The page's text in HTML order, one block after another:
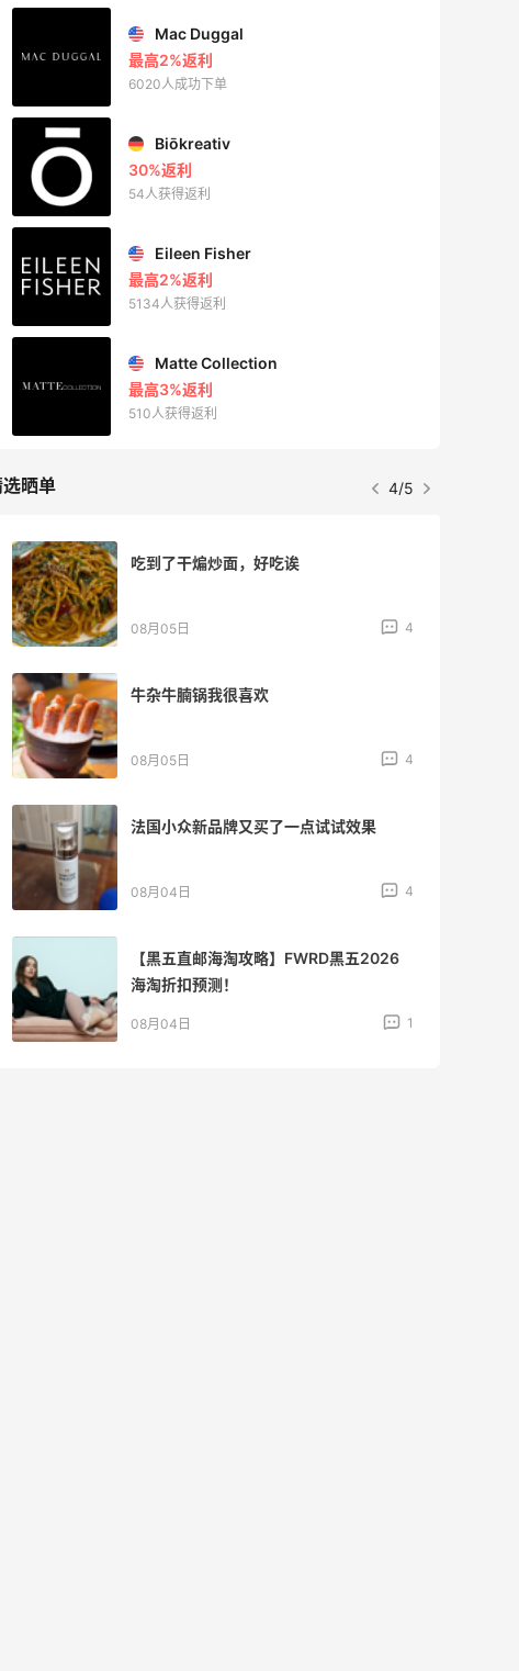
Mac Duggal
最高2%返利
6020人成功下单
Biōkreativ
30%返利
54人获得返利
Eileen Fisher
最高2%返利
5134人获得返利
Matte Collection
最高3%返利
510人获得返利
晒单 4/5
吃到了干煸炒面，好吃诶
08月05日 4
牛杂牛腩锅我很喜欢
08月05日 4
法国小众新品牌又买了一点试试效果
08月04日 4
【黑五直邮海淘攻略】FWRD黑五2026
海淘折扣预测！
08月04日 1